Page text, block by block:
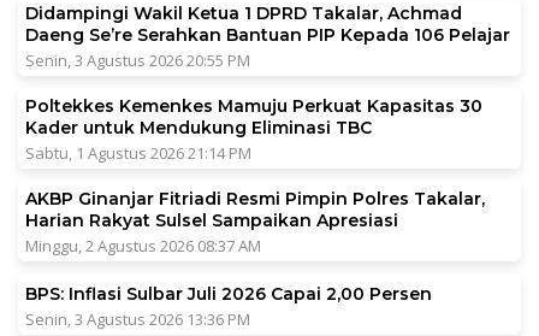
Didampingi Wakil Ketua 1 DPRD Takalar, Achmad
Daeng Se’re Serahkan Bantuan PIP Kepada 106 Pelajar
Senin, 3 Agustus 2026 20:55 PM
Poltekkes Kemenkes Mamuju Perkuat Kapasitas 30
Kader untuk Mendukung Eliminasi TBC
Sabtu, 1 Agustus 2026 21:14 PM
AKBP Ginanjar Fitriadi Resmi Pimpin Polres Takalar,
Harian Rakyat Sulsel Sampaikan Apresiasi
Minggu, 2 Agustus 2026 08:37 AM
BPS: Inflasi Sulbar Juli 2026 Capai 2,00 Persen
Senin, 3 Agustus 2026 13:36 PM